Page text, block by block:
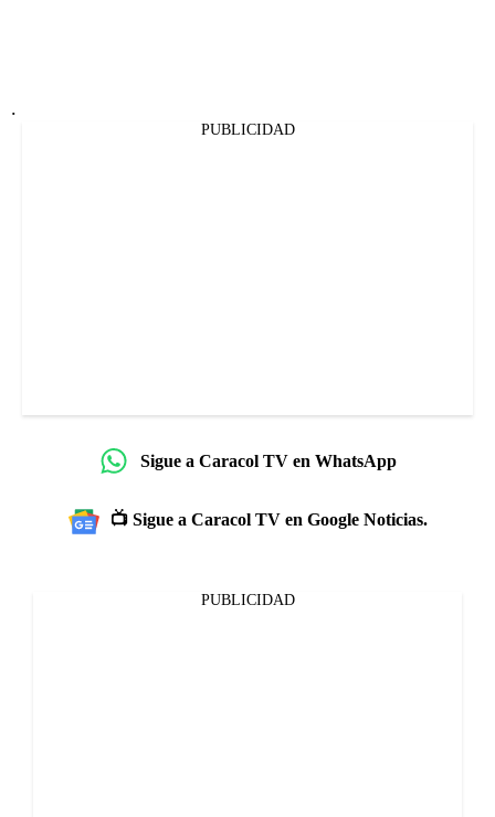
.
PUBLICIDAD
Sigue a Caracol TV en WhatsApp
📺 Sigue a Caracol TV en Google Noticias.
PUBLICIDAD